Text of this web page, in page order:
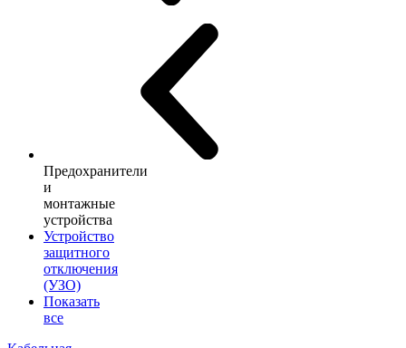
Предохранители
и
монтажные
устройства
Устройство
защитного
отключения
(УЗО)
Показать
все